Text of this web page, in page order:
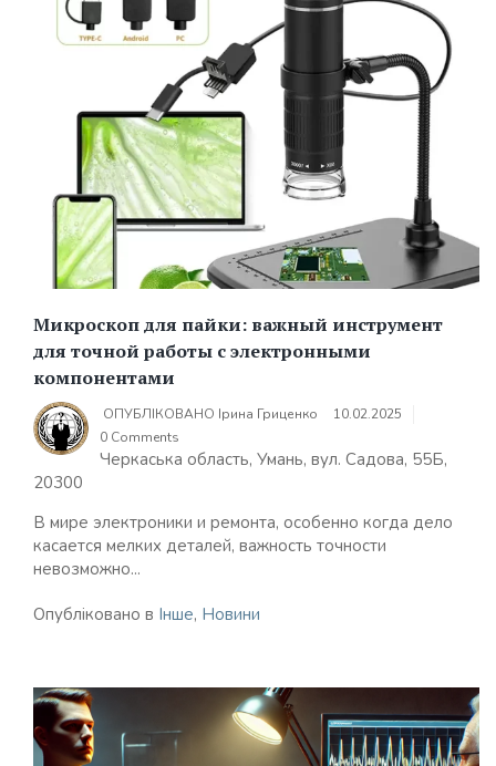
Микроскоп для пайки: важный инструмент
для точной работы с электронными
компонентами
ОПУБЛІКОВАНО Ірина Гриценко
10.02.2025
0 Comments
Черкаська область, Умань, вул. Садова, 55Б,
20300
В мире электроники и ремонта, особенно когда дело
касается мелких деталей, важность точности
невозможно...
Опубліковано в Інше, Новини